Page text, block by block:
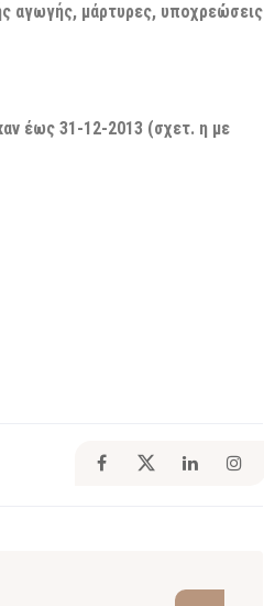
αγωγής, μάρτυρες, υποχρεώσεις
έως 31-12-2013 (σχετ. η με